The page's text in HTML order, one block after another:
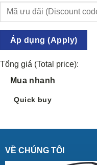
Áp dụng (Apply)
Tổng giá (Total price):
Mua nhanh
Quick buy
VỀ CHÚNG TÔI